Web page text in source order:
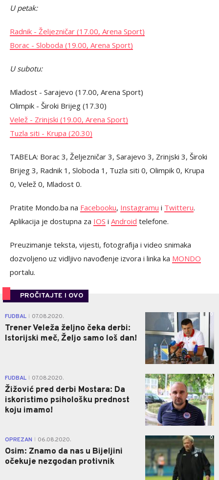
U petak:
Radnik - Željezničar (17.00, Arena Sport)
Borac - Sloboda (19.00, Arena Sport)
U subotu:
Mladost - Sarajevo (17.00, Arena Sport)
Olimpik - Široki Brijeg (17.30)
Velež - Zrinjski (19.00, Arena Sport)
Tuzla siti - Krupa (20.30)
TABELA: Borac 3, Željezničar 3, Sarajevo 3, Zrinjski 3, Široki
Brijeg 3, Radnik 1, Sloboda 1, Tuzla siti 0, Olimpik 0, Krupa
0, Velež 0, Mladost 0.
Pratite Mondo.ba na Facebooku, Instagramu i Twitteru.
Aplikacija je dostupna za IOS i Android telefone.
Preuzimanje teksta, vijesti, fotografija i video snimaka
dozvoljeno uz vidljivo navođenje izvora i linka ka MONDO
portalu.
PROČITAJTE I OVO
FUDBAL 07.08.2020.
Trener Veleža željno čeka derbi:
Istorijski meč, Željo samo loš dan!
0
FUDBAL 07.08.2020.
Žižović pred derbi Mostara: Da
iskoristimo psihološku prednost
koju imamo!
0
OPREZAN 06.08.2020.
Osim: Znamo da nas u Bijeljini
očekuje nezgodan protivnik
0